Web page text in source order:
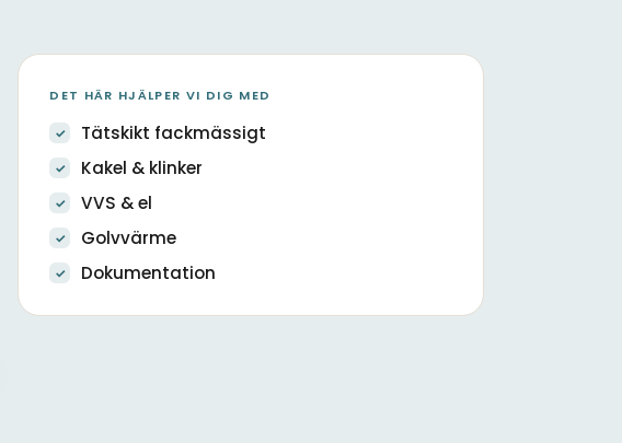
DET HÄR HJÄLPER VI DIG MED
Tätskikt fackmässigt
Kakel & klinker
VVS & el
Golvvärme
Dokumentation